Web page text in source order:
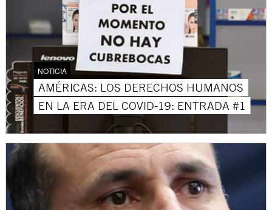
NOTICIA
AMÉRICAS: LOS DERECHOS HUMANOS
EN LA ERA DEL COVID-19: ENTRADA #1